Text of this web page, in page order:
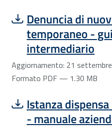
Scarica file:
Denuncia di
temporaneo -
intermediario
Formato PDF —
Aggiornamento: 21
Formato PDF — 1.30 MB
Scarica file:
Istanza
- manuale
Formato PDF —